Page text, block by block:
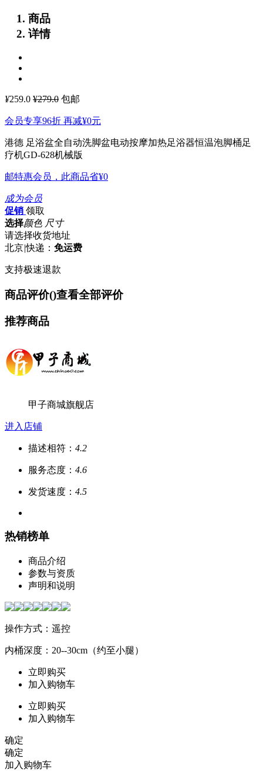
商品
详情
¥259.0 ¥279.0 包邮
会员专享96折 再减¥0元
港德 足浴盆全自动洗脚盆电动按摩加热足浴器恒温泡脚桶足
疗机GD-628机械版
邮特惠会员，此商品省¥0
成为会员
促销 领取
选择颜色 尺寸
请选择收货地址
北京|快递： 免运费
支持极速退款
商品评价()查看全部评价
推荐商品
甲子商城旗舰店
进入店铺
描述相符： 4.2
服务态度： 4.6
发货速度： 4.5
热销榜单
商品介绍
参数与资质
声明和说明
操作方式：遥控
内桶深度：20--30cm（约至小腿）
立即购买
加入购物车
立即购买
加入购物车
确定
确定
加入购物车